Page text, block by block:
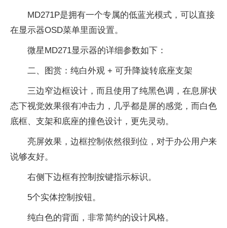
MD271P是拥有一个专属的低蓝光模式，可以直接
在显示器OSD菜单里面设置。
微星MD271显示器的详细参数如下：
二、图赏：纯白外观 + 可升降旋转底座支架
三边窄边框设计，而且使用了纯黑色调，在息屏状
态下视觉效果很有冲击力，几乎都是屏的感觉，而白色
底框、支架和底座的撞色设计，更先灵动。
亮屏效果，边框控制依然很到位，对于办公用户来
说够友好。
右侧下边框有控制按键指示标识。
5个实体控制按钮。
纯白色的背面，非常简约的设计风格。